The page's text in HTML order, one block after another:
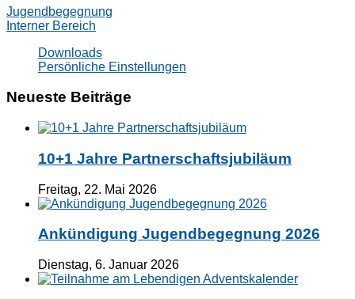
Jugendbegegnung
Interner Bereich
Downloads
Persönliche Einstellungen
Neueste Beiträge
10+1 Jahre Partnerschaftsjubiläum
Freitag, 22. Mai 2026
Ankündigung Jugendbegegnung 2026
Dienstag, 6. Januar 2026